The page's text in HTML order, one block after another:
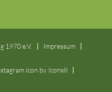
1970 e.V. Impressum
icon by Icons8